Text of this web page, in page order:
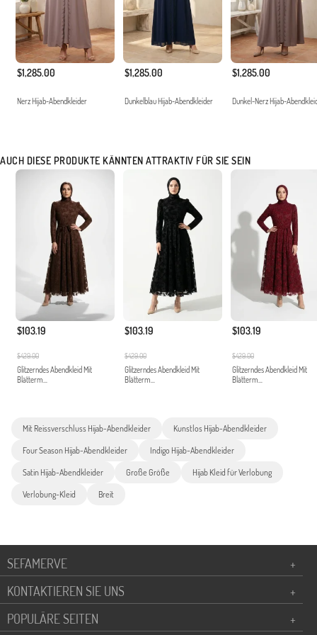
$1,285.00
Nerz Hijab-Abendkleider
$1,285.00
Dunkelblau Hijab-Abendkleider
$1,285.00
Dunkel-Nerz Hijab-
AUCH DIESE PRODUKTE KÄNNTEN ATTRAKTIV FÜR SIE SEIN
$103.19
$429.00
Glitzerndes Abendkleid Mit
Blätterm...
$103.19
$429.00
Glitzerndes Abendkleid Mit
Blätterm...
$103.19
$429.00
Glitzerndes Abendkleid Mit
Blätterm...
Mit Reissverschluss Hijab-Abendkleider Kunstlos Hijab-Abendkleider
Four Season Hijab-Abendkleider Indigo Hijab-Abendkleider
Satin Hijab-Abendkleider Große Größe Hijab Kleid für Verlobung
Verlobung-Kleid Breit
SEFAMERVE
+
KONTAKTIEREN SIE UNS
+
POPULÄRE SEITEN
+